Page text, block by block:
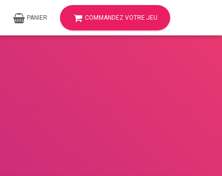
PANIER COMMANDEZ VOTRE JEU